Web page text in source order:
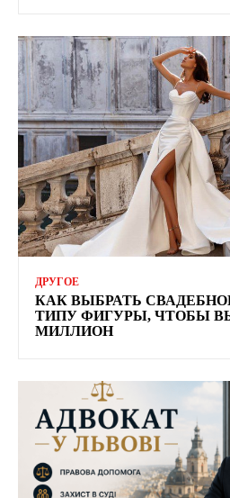
ДРУГОЕ
КАК ВЫБРАТЬ
ТИПУ ФИГУРЫ, ЧТОБЫ
МИЛЛИОН